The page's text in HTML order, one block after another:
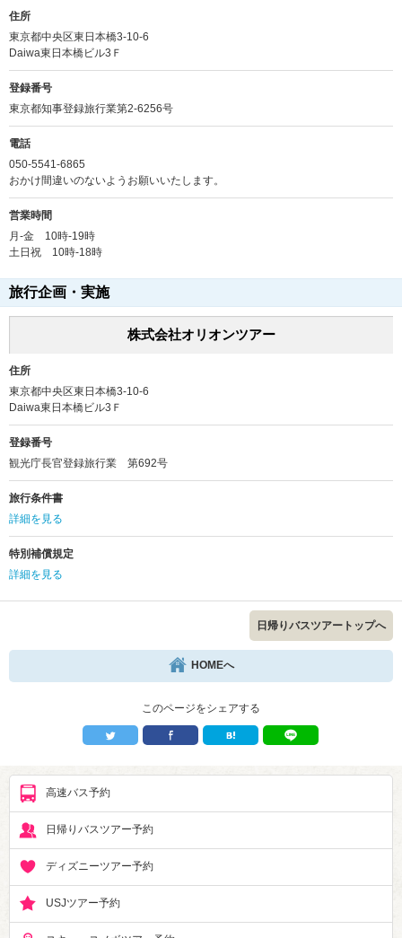
住所
東京都中央区東日本橋3-10-6
Daiwa東日本橋ビル3Ｆ
登録番号
東京都知事登録旅行業第2-6256号
電話
050-5541-6865
おかけ間違いのないようお願いいたします。
営業時間
月-金 10時-19時
土日祝 10時-18時
旅行企画・実施
株式会社オリオンツアー
住所
東京都中央区東日本橋3-10-6
Daiwa東日本橋ビル3Ｆ
登録番号
観光庁長官登録旅行業 第692号
旅行条件書
詳細を見る
特別補償規定
詳細を見る
日帰りバスツアートップへ
HOMEへ
このページをシェアする
高速バス予約
日帰りバスツアー予約
ディズニーツアー予約
USJツアー予約